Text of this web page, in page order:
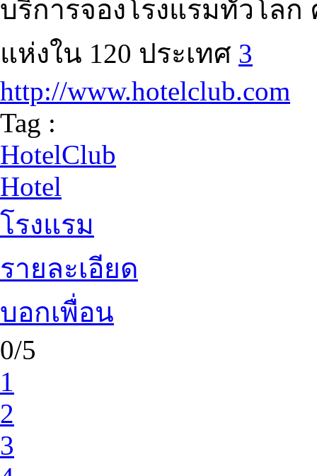
บริการจองโรงแรมทั่วโล
แห่งใน 120 ประเทศ 3
http://www.hotelclub.com
Tag :
HotelClub
Hotel
โรงแรม
รายละเอียด
บอกเพื่อน
0/5
1
2
3